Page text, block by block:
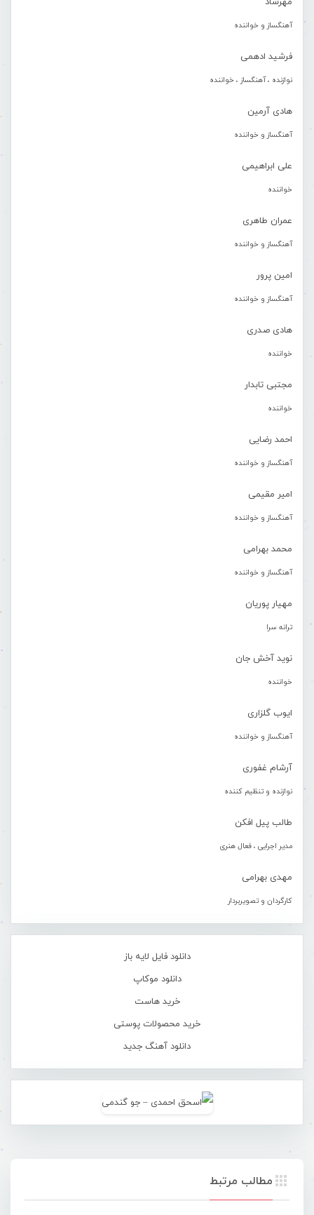
آهنگساز و خواننده
فرشید ادهمی
نوازنده ، آهنگساز ، خواننده
هادی آرمین
آهنگساز و خواننده
علی ابراهیمی
خواننده
عمران طاهری
آهنگساز و خواننده
امین پرور
آهنگساز و خواننده
هادی صدری
خواننده
مجتبی تابدار
خواننده
احمد رضایی
آهنگساز و خواننده
امیر مقیمی
آهنگساز و خواننده
محمد بهرامی
آهنگساز و خواننده
مهیار پوریان
ترانه سرا
نوید آخش جان
خواننده
ایوب گلزاری
آهنگساز و خواننده
آرشام غفوری
نوازنده و تنظیم کننده
طالب پیل افکن
مدیر اجرایی ، فعال هنری
مهدی بهرامی
کارگردان و تصویربردار
دانلود فایل لایه باز
دانلود موکاپ
خرید هاست
خرید محصولات پوستی
دانلود آهنگ جدید
مطالب مرتبط